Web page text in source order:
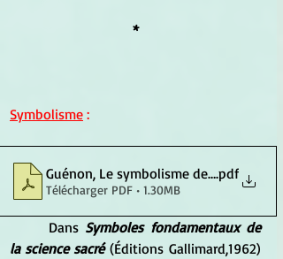
*
Symbolisme :
Guénon, Le symbolisme des cornes
.pdf
Télécharger PDF • 1.30MB
Dans Symboles fondamentaux de
la science sacré (Éditions Gallimard,1962)